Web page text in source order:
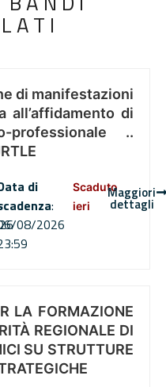
di manifestazioni
all’affidamento di
professionale ..
di
:
08/2026
Scaduto
ieri
Maggiori
dettagli
LA FORMAZIONE
REGIONALE DI
SU STRUTTURE